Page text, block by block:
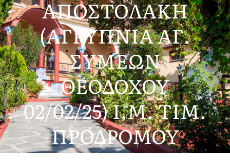
ΑΠΟΣΤΟΛΑΚΗ
(ΑΓΡΥΠΝΙΑ ΑΓ.
ΣΥΜΕΩΝ
ΘΕΟΔΟΧΟΥ
02/02/25) Ι.Μ. ΤΙΜ.
ΠΡΟΔΡΟΜΟΥ